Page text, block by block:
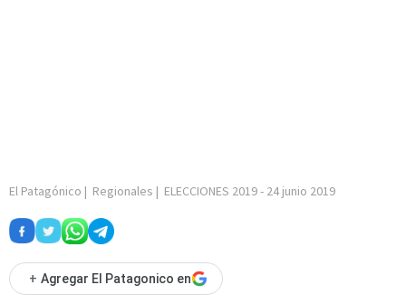
El Patagónico | Regionales | ELECCIONES 2019- 24 junio 2019
+ Agregar El Patagonico en